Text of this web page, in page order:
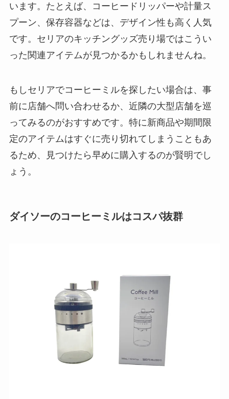
います。たとえば、コーヒードリッパーや計量ス
プーン、保存容器などは、デザイン性も高く人気
です。セリアのキッチングッズ売り場ではこうい
った関連アイテムが見つかるかもしれませんね。
もしセリアでコーヒーミルを探したい場合は、事
前に店舗へ問い合わせるか、近隣の大型店舗を巡
ってみるのがおすすめです。特に新商品や期間限
定のアイテムはすぐに売り切れてしまうこともあ
るため、見つけたら早めに購入するのが賢明でし
ょう。
ダイソーのコーヒーミルはコスパ抜群